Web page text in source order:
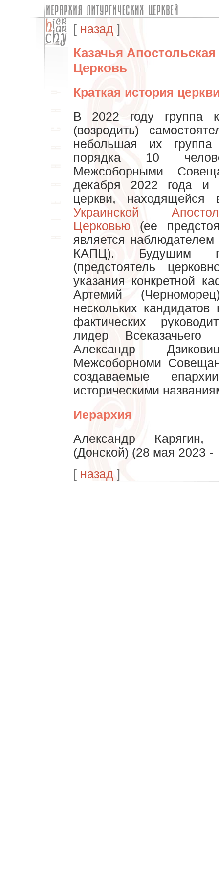
[ назад ]
Казачья
Церковь
Краткая история
В 2022 году группа
(возродить)
небольшая их
порядка 10
Межсоборными
декабря 2022 года и
церкви,
Украинской
Церковью (ее
является
КАПЦ). Будущим
(предстоятель
указания конкретной
Артемий
нескольких
фактических
лидер Всеказачьего
Александр
Межсоборноми
создаваемые
историческими
Иерархия
Александр Карягин,
(Донской) (28 мая 2023 -
[ назад]